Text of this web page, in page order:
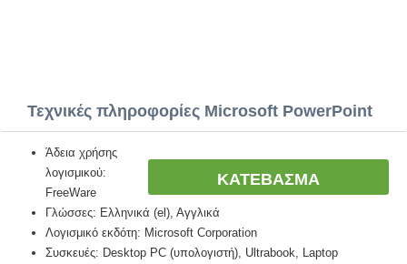
Τεχνικές πληροφορίες Microsoft PowerPoint
ΚΑΤΕΒΑΣΜΑ
Άδεια χρήσης
λογισμικού:
FreeWare
Γλώσσες: Ελληνικά (el), Αγγλικά
Λογισμικό εκδότη: Microsoft Corporation
Συσκευές: Desktop PC (υπολογιστή), Ultrabook, Laptop